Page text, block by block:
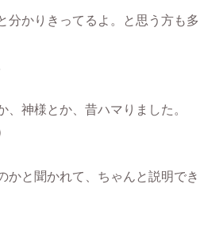
分かりきってるよ。と思う方も多
、神様とか、昔ハマりました。
かと聞かれて、ちゃんと説明でき